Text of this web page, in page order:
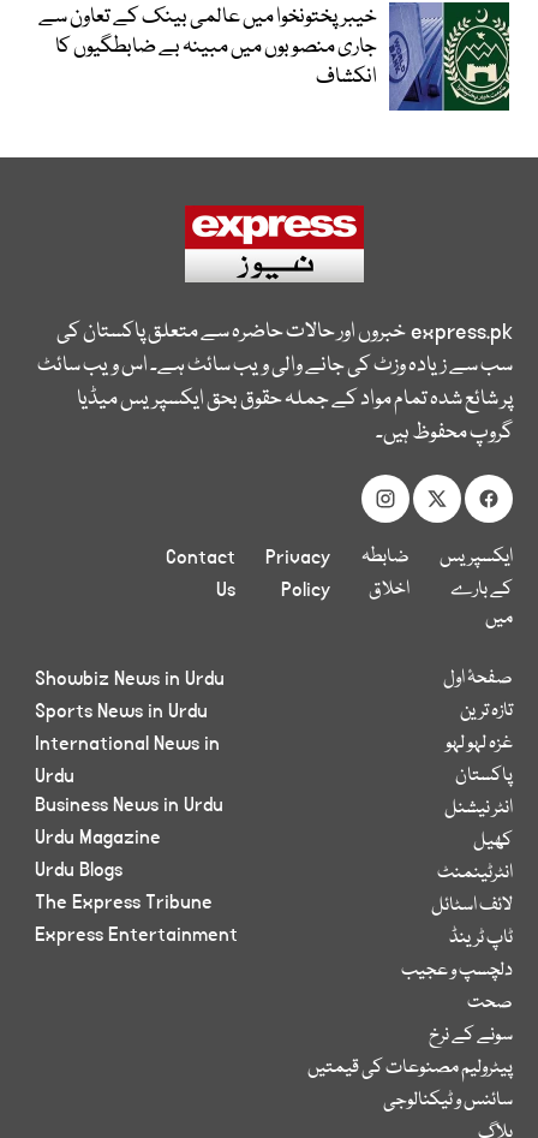
خیبرپختونخوا میں عالمی بینک کے تعاون سے
جاری منصوبوں میں مبینہ بے ضابطگیوں کا
انکشاف
express.pkخبروں اور حالات حاضرہ سے متعلق پاکستان کی
سب سے زیادہ وزٹ کی جانے والی ویب سائٹ ہے۔ اس ویب سائٹ
پر شائع شدہ تمام مواد کے جملہ حقوق بحق ایکسپریس میڈیا
گروپ محفوظ ہیں۔
ایکسپریس
کے بارے
میں
ضابطہ
اخلاق
Privacy
Policy
Contact
Us
صفحۂ اول
تازہ ترین
غزہ لہو لہو
پاکستان
انٹر نیشنل
کھیل
انٹرٹینمنٹ
لائف اسٹائل
ٹاپ ٹرینڈ
دلچسپ و عجیب
صحت
سونے کے نرخ
پیٹرولیم مصنوعات کی قیمتیں
سائنس و ٹیکنالوجی
Showbiz News in Urdu
Sports News in Urdu
International News in
Urdu
Business News in Urdu
Urdu Magazine
Urdu Blogs
The Express Tribune
Express Entertainment